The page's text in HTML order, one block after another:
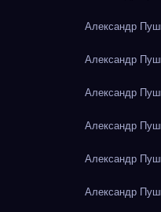
Александр
Александр
Александр
Александр
Александр
Александр